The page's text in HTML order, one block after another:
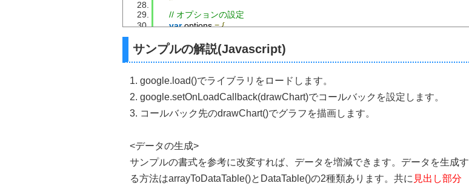
// オプションの設定
var options = {
};
/* 積み上げ棒グラフ
    // オプションの設定
    var options = {
      title: '租税の年間推移 ( 単位：兆円 )',
      isStacked: true
    };
// 指定されたIDの要素に棒グラフを作成
var chart = new google .visualization ColumnChart document .getElementById
/* 横グラフ
サンプルの解説(Javascript)
1. google.load()でライブラリをロードします。
2. google.setOnLoadCallback(drawChart)でコールバックを設定します。
3. コールバック先のdrawChart()でグラフを描画します。
<データの生成>
サンプルの書式を参考に改変すれば、データを増減できます。データを生成す
る方法はarrayToDataTable()とDataTable()の2種類あります。共に 見出し部分